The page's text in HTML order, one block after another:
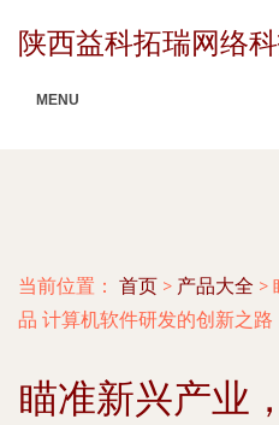
陕西益科拓瑞网络
MENU
当前位置： 首页 > 产品大全 >
品 计算机软件研发的创新之路
瞄准新兴产业